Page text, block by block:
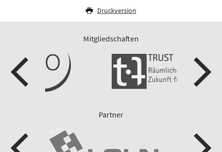
Druckversion
Mitgliedschaften
Partner